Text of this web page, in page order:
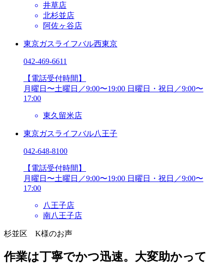
井草店
北杉並店
阿佐ヶ谷店
東京ガスライフバル西東京
042-469-6611
【電話受付時間】
月曜日〜土曜日／9:00〜19:00 日曜日・祝日／9:00〜
17:00
東久留米店
東京ガスライフバル八王子
042-648-8100
【電話受付時間】
月曜日〜土曜日／9:00〜19:00 日曜日・祝日／9:00〜
17:00
八王子店
南八王子店
杉並区 K様のお声
作業は丁寧でかつ迅速。大変助かって